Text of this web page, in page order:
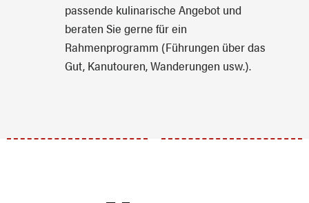
passende kulinarische Angebot und
beraten Sie gerne für ein
Rahmenprogramm (Führungen über das
Gut, Kanutouren, Wanderungen usw.).